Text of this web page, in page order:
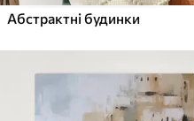
Абстрактні будинки